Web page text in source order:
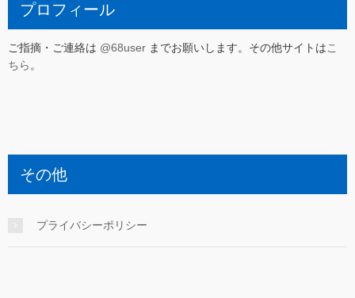
プロフィール
ご指摘・ご連絡は @68user までお願いします。その他サイトはこ
ちら。
その他
プライバシーポリシー